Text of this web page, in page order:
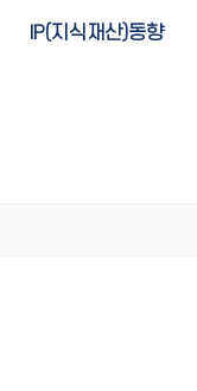
IP(지식재산)동향